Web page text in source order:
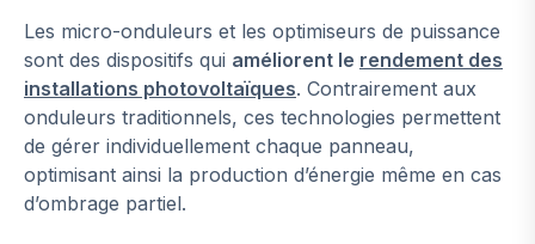
Les micro-onduleurs et les optimiseurs de puissance
sont des dispositifs qui améliorent le rendement des
installations photovoltaïques. Contrairement aux
onduleurs traditionnels, ces technologies permettent
de gérer individuellement chaque panneau,
optimisant ainsi la production d’énergie même en cas
d’ombrage partiel.